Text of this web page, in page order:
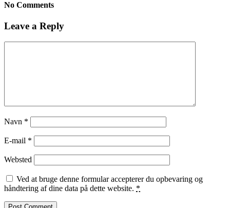
No Comments
Leave a Reply
Navn *
E-mail *
Websted
Ved at bruge denne formular accepterer du opbevaring og
håndtering af dine data på dette website. *